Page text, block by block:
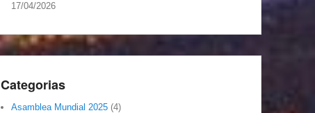
17/04/2026
Categorias
Asamblea Mundial 2025 (4)